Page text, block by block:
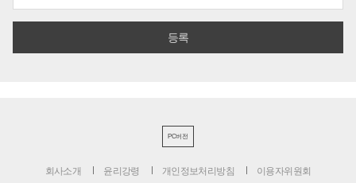
PC버전
회사소개 윤리강령 개인정보처리방침 이용자위원회